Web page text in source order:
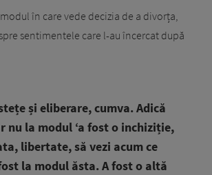
în care vede decizia de a divorța,
sentimentele care l-au încercat după
și eliberare, cumva. Adică
nu la modul ‘a fost o inchiziție,
libertate, să vezi acum ce
la modul ăsta. A fost o altă